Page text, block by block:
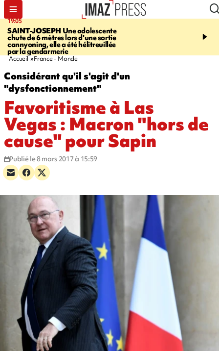
19:05
SAINT-JOSEPH Une adolescente
chute de 6 mètres lors d'une sortie
cannyoning, elle a été hélitreuillée
par la gendarmerie
20:44
rouée de coups,
Accueil France - Monde
Considérant qu'il s'agit d'un
"dysfonctionnement"
Favoritisme à Las
Vegas : Macron "hors de
cause" pour Sapin
Publié le 8 mars 2017 à 15:59